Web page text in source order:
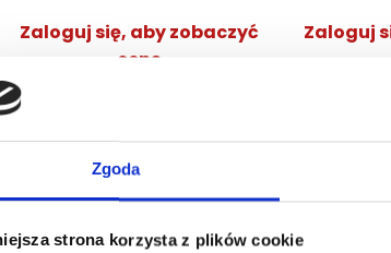
Zgoda
strona korzysta z plików cookie
Zaloguj się, aby zobaczyć
cenę
Dowiedz się więcej
Zaloguj
woda